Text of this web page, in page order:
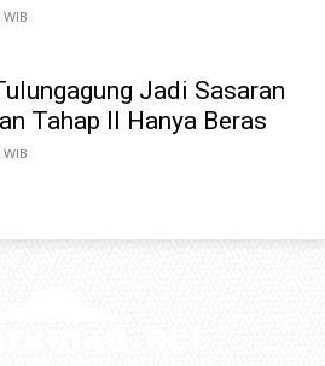
Jadi Sasaran
Tahap II Hanya Beras